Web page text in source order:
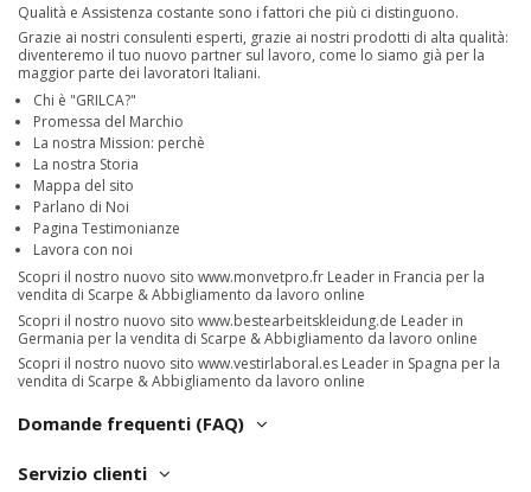
Qualità e Assistenza costante sono i fattori che più ci distinguono.
Grazie ai nostri consulenti esperti, grazie ai nostri prodotti di alta qualità:
diventeremo il tuo nuovo partner sul lavoro, come lo siamo già per la
maggior parte dei lavoratori Italiani.
Chi è "GRILCA?"
Promessa del Marchio
La nostra Mission: perchè
La nostra Storia
Mappa del sito
Parlano di Noi
Pagina Testimonianze
Lavora con noi
Scopri il nostro nuovo sito www.monvetpro.fr Leader in Francia per la
vendita di Scarpe & Abbigliamento da lavoro online
Scopri il nostro nuovo sito www.bestearbeitskleidung.de Leader in
Germania per la vendita di Scarpe & Abbigliamento da lavoro online
Scopri il nostro nuovo sito www.vestirlaboral.es Leader in Spagna per la
vendita di Scarpe & Abbigliamento da lavoro online
Domande frequenti (FAQ)
Servizio clienti